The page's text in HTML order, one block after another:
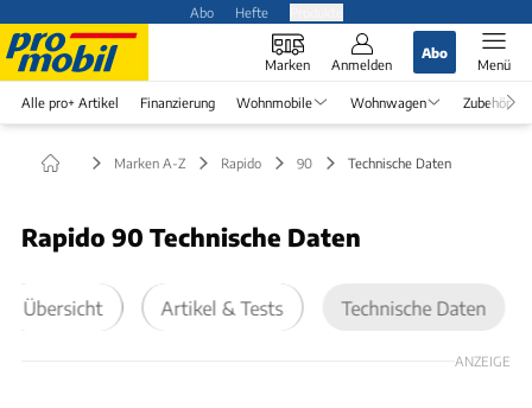
Abo Hefte
Marken Anmelden
Abo
Menü
Alle pro+ Artikel Finanzierung Wohnmobile Wohnwagen Zubehör
Marken A-Z Rapido 90 Technische Daten
Rapido 90 Technische Daten
Übersicht Artikel & Tests Technische Daten
ANZEIGE